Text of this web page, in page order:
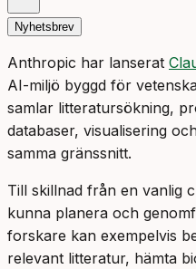
Nyhetsbrev
Anthropic har lanserat
AI-miljö byggd för
samlar litteratursökning,
databaser, visualisering
samma gränssnitt.
Till skillnad från en vanlig
kunna planera och
forskare kan exempelvis
relevant litteratur, hämta